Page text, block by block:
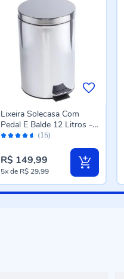
Avaliação: (15)
Lixeira Solecasa Com
Pedal E Balde 12 Litros -
Inox
R$ 149,99
5xde R$ 29,99